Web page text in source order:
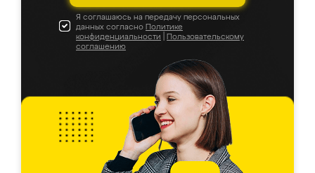
Я соглашаюсь на передачу персональных
данных согласно Политике
конфиденциальности
Пользовательскому
соглашению